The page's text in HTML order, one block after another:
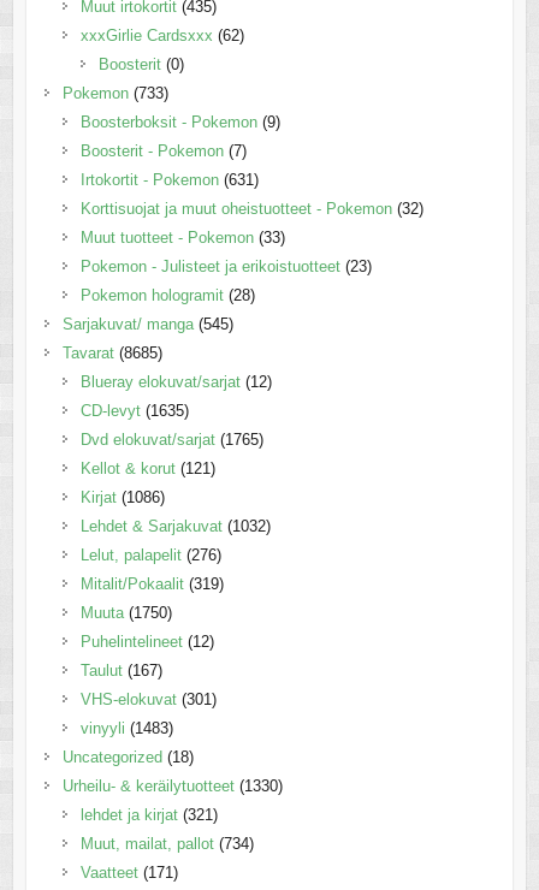
Muut irtokortit (435)
xxxGirlie Cardsxxx (62)
Boosterit (0)
Pokemon (733)
Boosterboksit - Pokemon (9)
Boosterit - Pokemon (7)
Irtokortit - Pokemon (631)
Korttisuojat ja muut oheistuotteet - Pokemon (32)
Muut tuotteet - Pokemon (33)
Pokemon - Julisteet ja erikoistuotteet (23)
Pokemon hologramit (28)
Sarjakuvat/ manga (545)
Tavarat (8685)
Blueray elokuvat/sarjat (12)
CD-levyt (1635)
Dvd elokuvat/sarjat (1765)
Kellot & korut (121)
Kirjat (1086)
Lehdet & Sarjakuvat (1032)
Lelut, palapelit (276)
Mitalit/Pokaalit (319)
Muuta (1750)
Puhelintelineet (12)
Taulut (167)
VHS-elokuvat (301)
vinyyli (1483)
Uncategorized (18)
Urheilu- & keräilytuotteet (1330)
lehdet ja kirjat (321)
Muut, mailat, pallot (734)
Vaatteet (171)